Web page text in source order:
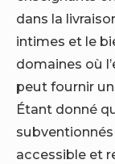
dans la
intimes et le
domaines où
peut fournir
Étant donné
accessible et